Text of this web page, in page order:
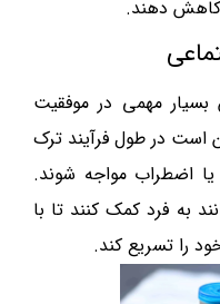
کاهش دهند.
بسیار مهمی در موفقیت
است در طول فرآیند ترک
یا اضطراب مواجه شوند.
به فرد کمک کنند تا با
را تسریع کند.